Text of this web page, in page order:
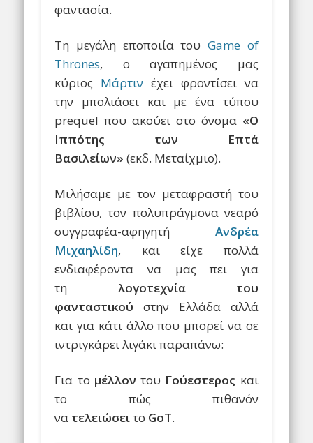
φαντασία.
Τη μεγάλη εποποιία τουGame of
Thrones, ο αγαπημένος μας
κύριος Μάρτιν έχει φροντίσει να
την μπολιάσει και με ένα τύπου
prequel που ακούει στο όνομα «Ο
Ιππότης των Επτά
Βασιλείων» (εκδ. Μεταίχμιο).
Μιλήσαμε με τον μεταφραστή του
βιβλίου, τον πολυπράγμονα νεαρό
συγγραφέα-αφηγητή Ανδρέα
Μιχαηλίδη, και είχε πολλά
ενδιαφέροντα να μας πει για
τη λογοτεχνία του
φανταστικού στην Ελλάδα αλλά
και για κάτι άλλο που μπορεί να σε
ιντριγκάρει λιγάκι παραπάνω:
Για το μέλλον του Γούεστερος και
το πώς πιθανόν
να τελειώσειτο GoT.